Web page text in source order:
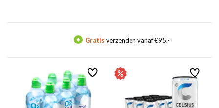
verzenden vanaf €95,-